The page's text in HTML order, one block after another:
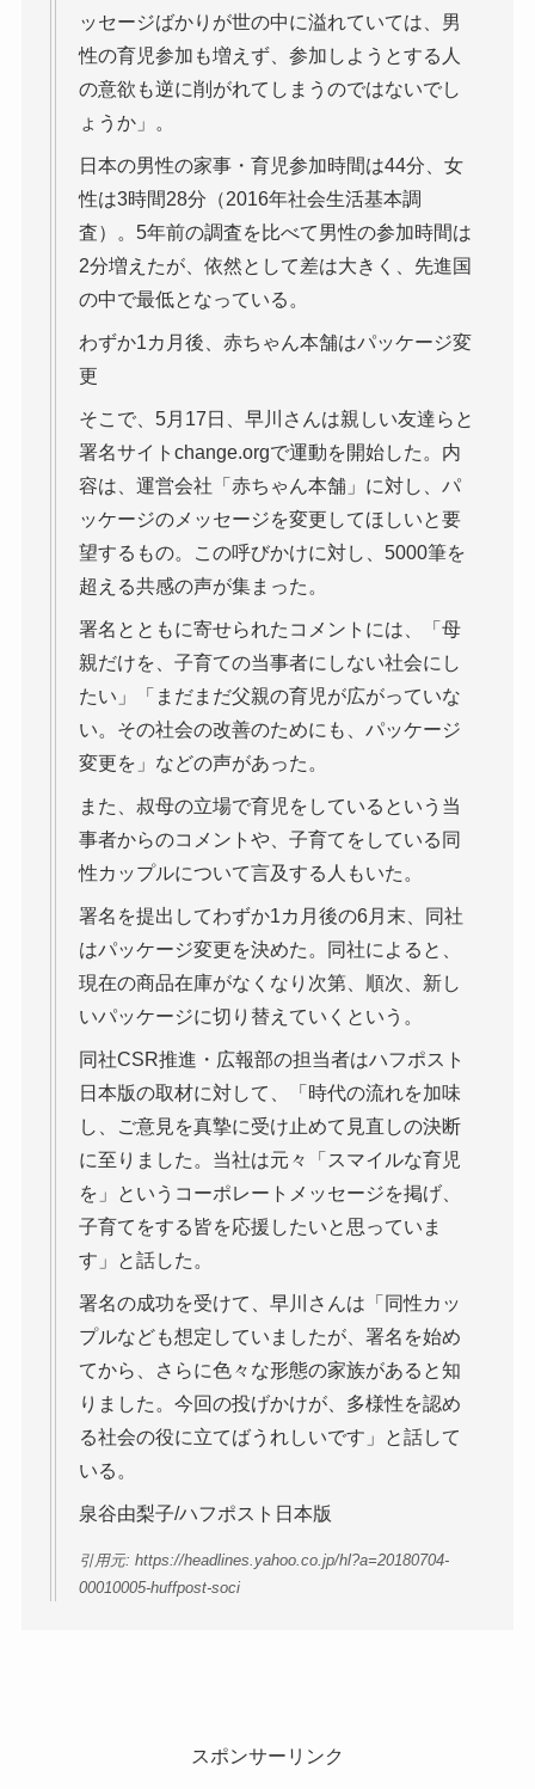
ッセージばかりが世の中に溢れていては、男
性の育児参加も増えず、参加しようとする人
の意欲も逆に削がれてしまうのではないでし
ょうか」。
日本の男性の家事・育児参加時間は44分、女
性は3時間28分（2016年社会生活基本調
査）。5年前の調査を比べて男性の参加時間は
2分増えたが、依然として差は大きく、先進国
の中で最低となっている。
わずか1カ月後、赤ちゃん本舗はパッケージ変
更
そこで、5月17日、早川さんは親しい友達らと
署名サイトchange.orgで運動を開始した。内
容は、運営会社「赤ちゃん本舗」に対し、パ
ッケージのメッセージを変更してほしいと要
望するもの。この呼びかけに対し、5000筆を
超える共感の声が集まった。
署名とともに寄せられたコメントには、「母
親だけを、子育ての当事者にしない社会にし
たい」「まだまだ父親の育児が広がっていな
い。その社会の改善のためにも、パッケージ
変更を」などの声があった。
また、叔母の立場で育児をしているという当
事者からのコメントや、子育てをしている同
性カップルについて言及する人もいた。
署名を提出してわずか1カ月後の6月末、同社
はパッケージ変更を決めた。同社によると、
現在の商品在庫がなくなり次第、順次、新し
いパッケージに切り替えていくという。
同社CSR推進・広報部の担当者はハフポスト
日本版の取材に対して、「時代の流れを加味
し、ご意見を真摯に受け止めて見直しの決断
に至りました。当社は元々「スマイルな育児
を」というコーポレートメッセージを掲げ、
子育てをする皆を応援したいと思っていま
す」と話した。
署名の成功を受けて、早川さんは「同性カッ
プルなども想定していましたが、署名を始め
てから、さらに色々な形態の家族があると知
りました。今回の投げかけが、多様性を認め
る社会の役に立てばうれしいです」と話して
いる。
泉谷由梨子/ハフポスト日本版
引用元: https://headlines.yahoo.co.jp/hl?a=20180704-
00010005-huffpost-soci
スポンサーリンク